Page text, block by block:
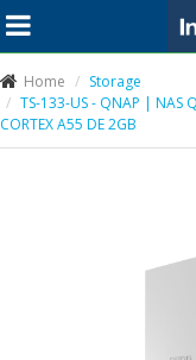
Home
Storage
TS-133-US - QNAP | NAS
CORTEX A55 DE 2GB